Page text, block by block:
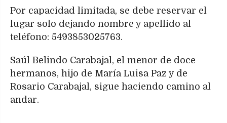
Por capacidad limitada, se debe reservar el
lugar solo dejando nombre y apellido al
teléfono: 5493853025763.
Saúl Belindo Carabajal, el menor de doce
hermanos, hijo de María Luisa Paz y de
Rosario Carabajal, sigue haciendo camino al
andar.